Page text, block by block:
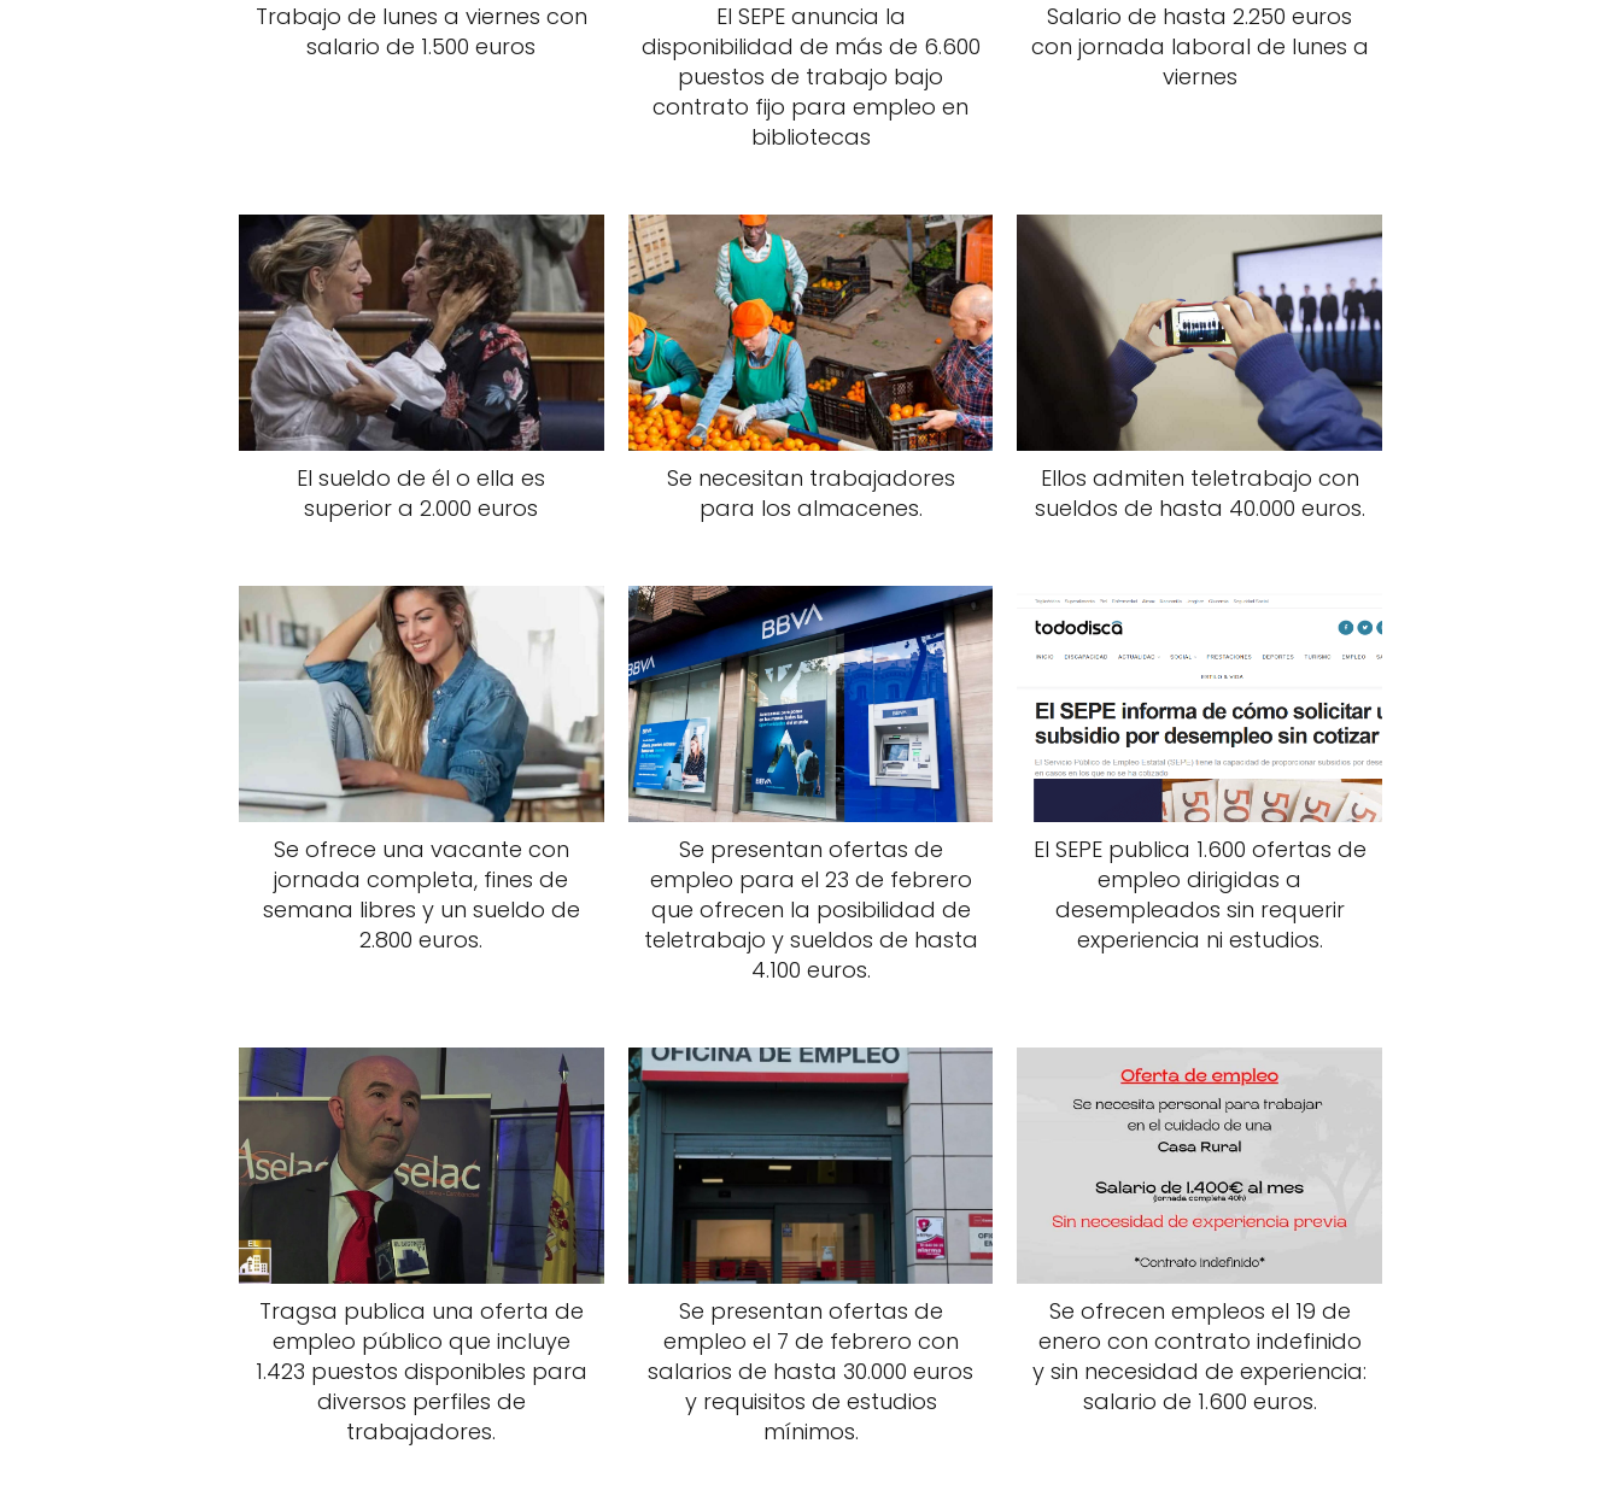
Trabajo de lunes a viernes con
salario de 1.500 euros
El SEPE anuncia la
disponibilidad de más de 6.600
puestos de trabajo bajo
contrato fijo para empleo en
bibliotecas
Salario de hasta 2.250 euros
con jornada laboral de lunes a
viernes
El sueldo de él o ella es
superior a 2.000 euros
Se necesitan trabajadores
para los almacenes.
Ellos admiten teletrabajo con
sueldos de hasta 40.000 euros.
Se ofrece una vacante con
jornada completa, fines de
semana libres y un sueldo de
2.800 euros.
Se presentan ofertas de
empleo para el 23 de febrero
que ofrecen la posibilidad de
teletrabajo y sueldos de hasta
4.100 euros.
El SEPE publica 1.600 ofertas de
empleo dirigidas a
desempleados sin requerir
experiencia ni estudios.
Tragsa publica una oferta de
empleo público que incluye
1.423 puestos disponibles para
diversos perfiles de
trabajadores.
Se presentan ofertas de
empleo el 7 de febrero con
salarios de hasta 30.000 euros
y requisitos de estudios
mínimos.
Se ofrecen empleos el 19 de
enero con contrato indefinido
y sin necesidad de experiencia:
salario de 1.600 euros.